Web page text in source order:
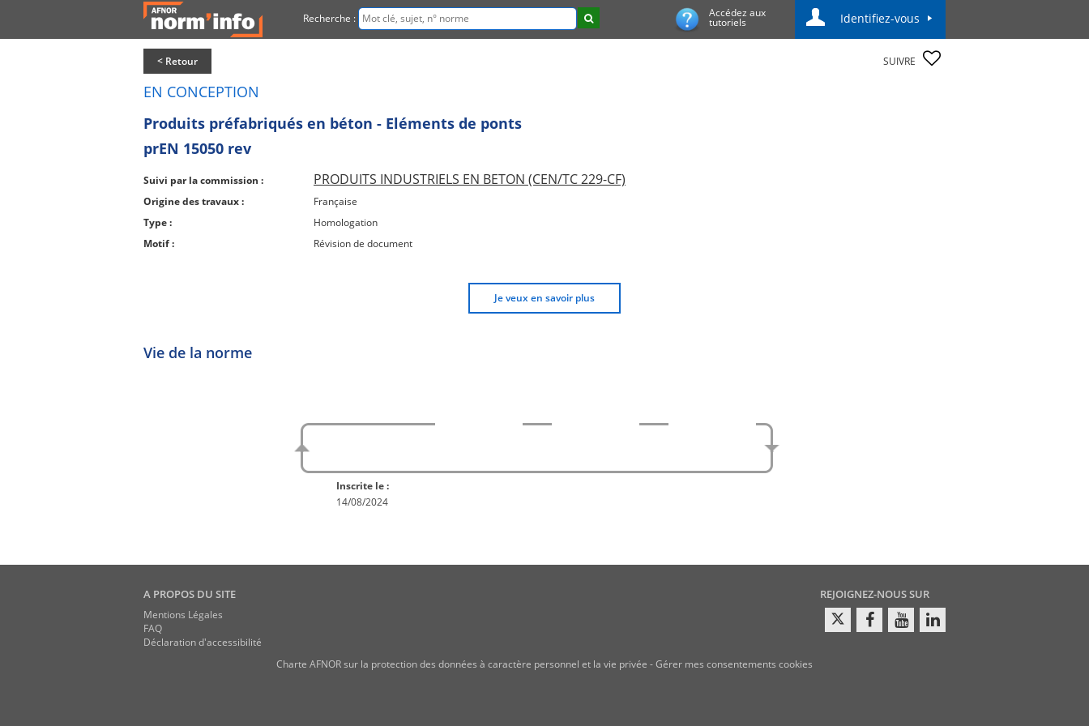
Recherche : Accédez aux
tutoriels Identifiez-vous
< Retour SUIVRE
EN CONCEPTION
Produits préfabriqués en béton - Eléments de ponts
prEN 15050 rev
Suivi par la commission : PRODUITS INDUSTRIELS EN BETON (CEN/TC 229-CF)
Origine des travaux :
Française
Type :
Homologation
Motif :
Révision de document
Je veux en savoir plus
Vie de la norme
Inscrite le :
14/08/2024
A PROPOS DU SITE
Mentions Légales
FAQ
Déclaration d'accessibilité
REJOIGNEZ-NOUS SUR
Charte AFNOR sur la protection des données à caractère personnel et la vie privée -Gérer mes consentements cookies